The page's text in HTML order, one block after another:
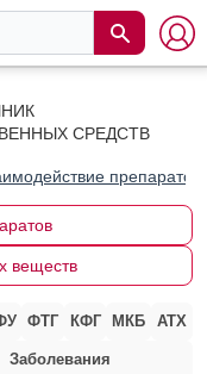
СРЕДСТВ
препаратов
веществ
ФТГ КФГ МКБ АТХ
Заболевания